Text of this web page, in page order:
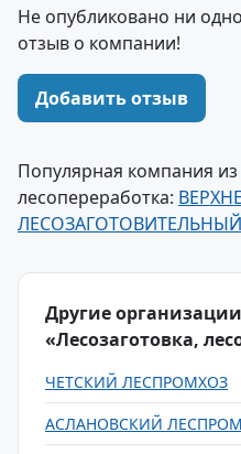
Не опубликовано ни
отзыв о компании!
Добавить отзыв
Популярная компания из
лесопереработка:
Другие
«Лесозаготовка,
ЧЕТСКИЙ ЛЕСПРОМХОЗ
АСЛАНОВСКИЙ